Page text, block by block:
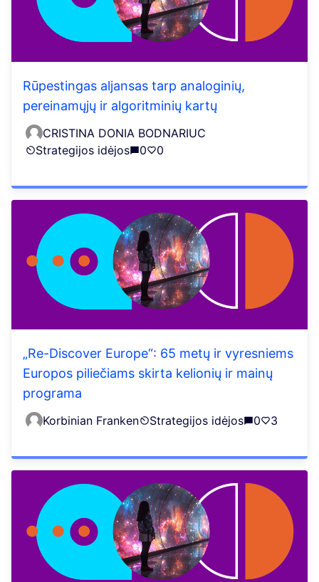
Rūpestingas aljansas tarp analoginių,
pereinamųjų ir algoritminių kartų
CRISTINA DONIA BODNARIUC
Strategijos idėjos
0 0
„Re-Discover Europe“: 65 metų ir vyresniems
Europos piliečiams skirta kelionių ir mainų
programa
Korbinian Franken Strategijos idėjos 0 3